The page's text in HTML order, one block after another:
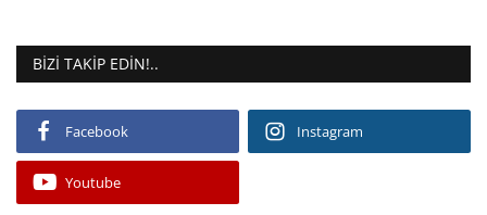
BIZI TAKIP EDIN!..
Facebook Instagram
Youtube